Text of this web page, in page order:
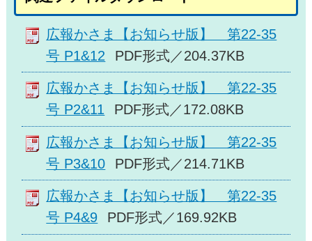
広報かさま【お知らせ版】 第22-35
号 P1&12
PDF形式／204.37KB
広報かさま【お知らせ版】 第22-35
号 P2&11
PDF形式／172.08KB
広報かさま【お知らせ版】 第22-35
号 P3&10
PDF形式／214.71KB
広報かさま【お知らせ版】 第22-35
号 P4&9
PDF形式／169.92KB